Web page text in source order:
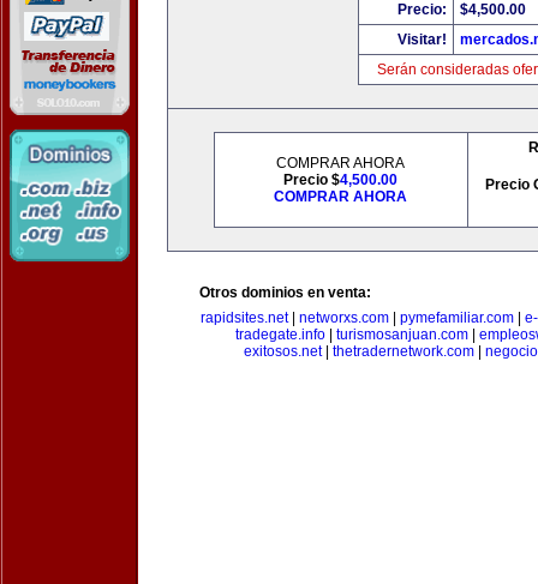
Precio:
$4,500.00
Visitar!
Serán consideradas
COMPRAR AHORA
Precio $4,500.00
COMPRAR AHORA
Precio
Otros dominios en venta:
rapidsites.net| networxs.com| pymefamiliar.com|
tradegate.info| turismosanjuan.com|
exitosos.net| thetradernetwork.com|